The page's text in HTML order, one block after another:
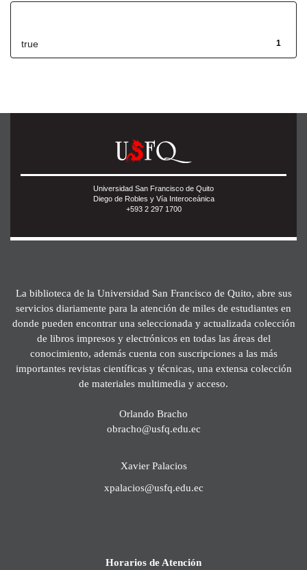
1
true
Universidad San Francisco de Quito
Diego de Robles y Vía Interoceánica
+593 2 297 1700
La biblioteca de la Universidad San Francisco de Quito, abre sus
servicios diariamente para la atención de miles de estudiantes en
donde pueden encontrar una seleccionada y actualizada colección
de libros impresos y electrónicos en todas las áreas del
conocimiento, además cuenta con suscripciones a las más
importantes revistas científicas y técnicas, una extensa colección
de materiales multimedia y acceso.
Orlando Bracho
obracho@usfq.edu.ec
Xavier Palacios
xpalacios@usfq.edu.ec
Horarios de Atención